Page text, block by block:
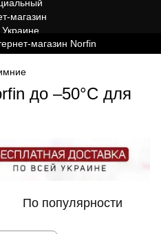
магазин Norfin
до –50°C для
По популярности